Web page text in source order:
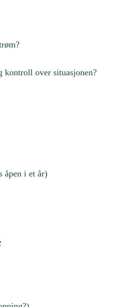
kontroll over situasjonen?
åpen i et år)